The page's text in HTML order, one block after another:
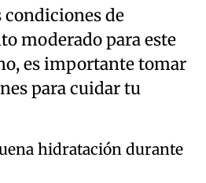
condiciones de
moderado para este
es importante tomar
para cuidar tu
hidratación durante